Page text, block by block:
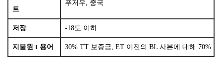
트
푸저우, 중국
저장 -18도 이하
지불원 t 용어 30% TT 보증금, ET 이전의 BL 사본에 대해 70%